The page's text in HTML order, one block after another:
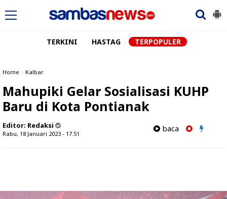
TERKINI HASTAG TERPOPULER
Home » Kalbar
Mahupiki Gelar Sosialisasi KUHP
Baru di Kota Pontianak
Editor: Redaksi
Rabu, 18 Januari 2023 - 17.51
baca